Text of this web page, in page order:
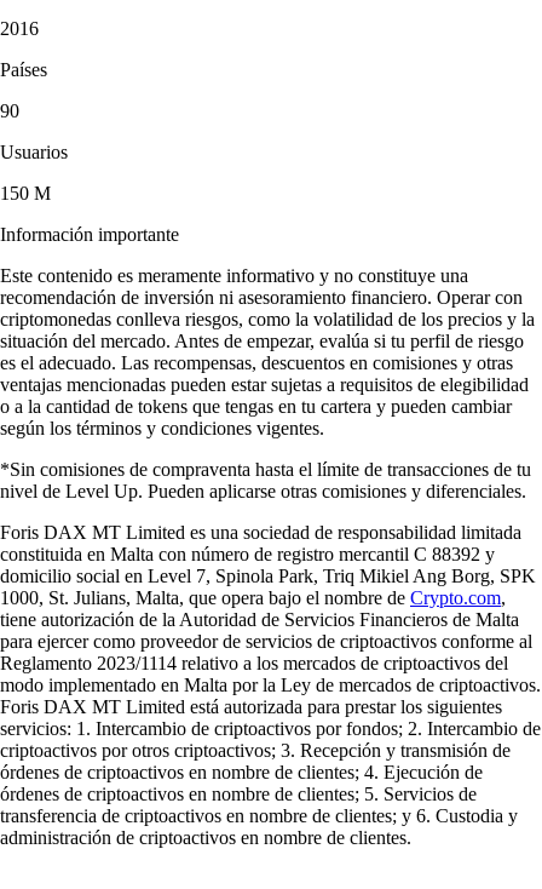
2016
Países
90
Usuarios
150 M
Información importante
Este contenido es meramente informativo y no constituye una
recomendación de inversión ni asesoramiento financiero. Operar con
criptomonedas conlleva riesgos, como la volatilidad de los precios y la
situación del mercado. Antes de empezar, evalúa si tu perfil de riesgo
es el adecuado. Las recompensas, descuentos en comisiones y otras
ventajas mencionadas pueden estar sujetas a requisitos de elegibilidad
o a la cantidad de tokens que tengas en tu cartera y pueden cambiar
según los términos y condiciones vigentes.
*Sin comisiones de compraventa hasta el límite de transacciones de tu
nivel de Level Up. Pueden aplicarse otras comisiones y diferenciales.
Foris DAX MT Limited es una sociedad de responsabilidad limitada
constituida en Malta con número de registro mercantil C 88392 y
domicilio social en Level 7, Spinola Park, Triq Mikiel Ang Borg, SPK
1000, St. Julians, Malta, que opera bajo el nombre de Crypto.com,
tiene autorización de la Autoridad de Servicios Financieros de Malta
para ejercer como proveedor de servicios de criptoactivos conforme al
Reglamento 2023/1114 relativo a los mercados de criptoactivos del
modo implementado en Malta por la Ley de mercados de criptoactivos.
Foris DAX MT Limited está autorizada para prestar los siguientes
servicios: 1. Intercambio de criptoactivos por fondos; 2. Intercambio de
criptoactivos por otros criptoactivos; 3. Recepción y transmisión de
órdenes de criptoactivos en nombre de clientes; 4. Ejecución de
órdenes de criptoactivos en nombre de clientes; 5. Servicios de
transferencia de criptoactivos en nombre de clientes; y 6. Custodia y
administración de criptoactivos en nombre de clientes.